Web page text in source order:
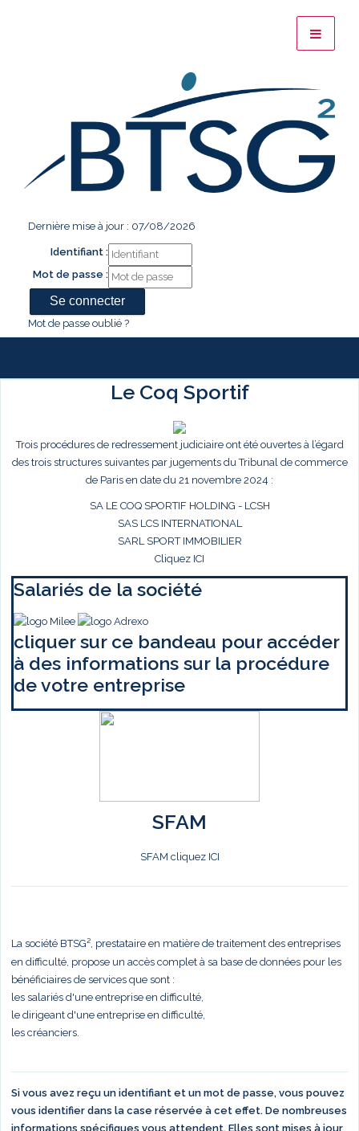
Dernière mise à jour : 07/08/2026
Identifiant :
Mot de passe :
Mot de passe oublié ?
Le Coq Sportif
Trois procédures de redressement judiciaire ont été ouvertes à l’égard
des trois structures suivantes par jugements du Tribunal de commerce
de Paris en date du 21 novembre 2024 :
SA LE COQ SPORTIF HOLDING - LCSH
SAS LCS INTERNATIONAL
SARL SPORT IMMOBILIER
Cliquez ICI
Salariés de la société
cliquer sur ce bandeau pour accéder
à des informations sur la procédure
de votre entreprise
SFAM
SFAM cliquez ICI
La société BTSG², prestataire en matière de traitement des entreprises
en difficulté, propose un accès complet à sa base de données pour les
bénéficiaires de services que sont :
les salariés d'une entreprise en difficulté,
le dirigeant d'une entreprise en difficulté,
les créanciers.
Si vous avez reçu un identifiant et un mot de passe, vous pouvez
vous identifier dans la case réservée à cet effet. De nombreuses
informations spécifiques vous attendent. Elles sont mises à jour